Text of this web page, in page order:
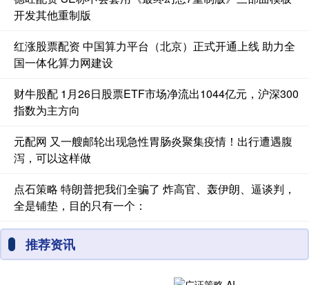
开发其他重制版
红涨股票配资 中国算力平台（北京）正式开通上线 助力全
国一体化算力网建设
财牛股配 1月26日股票ETF市场净流出1044亿元，沪深300
指数为主方向
元配网 又一艘邮轮出现急性胃肠炎聚集疫情！出行遭遇腹
泻，可以这样做
点石策略 特朗普把我们全骗了 炸高官、轰伊朗、逼谈判，
全是铺垫，目的只有一个：
推荐资讯